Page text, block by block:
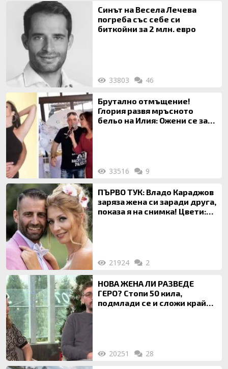
Синът на Весела Лечева
погреба със себе си
биткойни за 2 млн. евро
33803 46
Брутално отмъщение!
Глория развя мръсното
бельо на Илия: Ожени се за
33516 9
ПЪРВО ТУК: Владо Караджов
заряза жена си заради друга,
показа я на снимка! Цвети:
21924 2
НОВА ЖЕНА ЛИ РАЗВЕДЕ
ГЕРО? Стопи 50 кила,
подмлади се и сложи край
20251 28